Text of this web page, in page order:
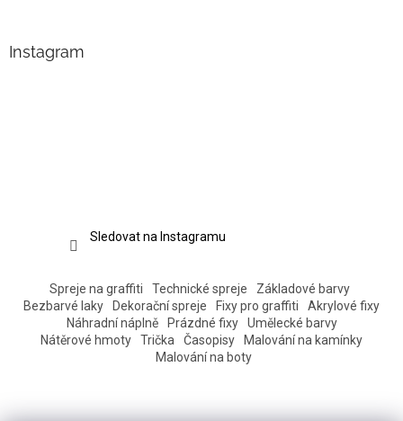
Instagram
Sledovat na Instagramu
Spreje na graffiti Technické spreje
Základové barvy
Bezbarvé laky
Dekorační spreje Fixy pro graffiti
Akrylové fixy
Náhradní náplně
Prázdné fixy
Umělecké barvy
Nátěrové hmoty
Trička Časopisy
Malování na kamínky
Malování na boty